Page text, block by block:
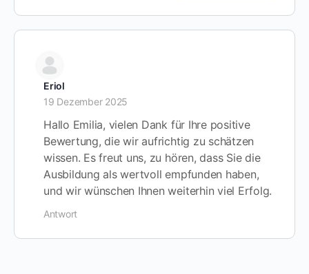
Eriol
19 Dezember 2025
Hallo Emilia, vielen Dank für Ihre positive
Bewertung, die wir aufrichtig zu schätzen
wissen. Es freut uns, zu hören, dass Sie die
Ausbildung als wertvoll empfunden haben,
und wir wünschen Ihnen weiterhin viel Erfolg.
Antwort